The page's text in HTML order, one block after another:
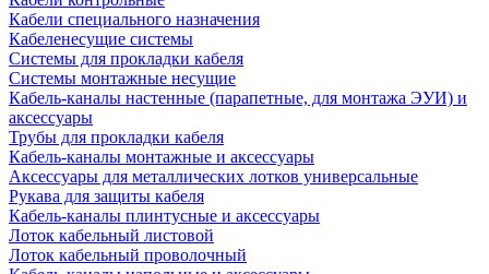
Кабели специального назначения
Кабеленесущие системы
Системы для прокладки кабеля
Системы монтажные несущие
Кабель-каналы настенные (парапетные, для монтажа ЭУИ) и
аксессуары
Трубы для прокладки кабеля
Кабель-каналы монтажные и аксессуары
Аксессуары для металлических лотков универсальные
Рукава для защиты кабеля
Кабель-каналы плинтусные и аксессуары
Лоток кабельный листовой
Лоток кабельный проволочный